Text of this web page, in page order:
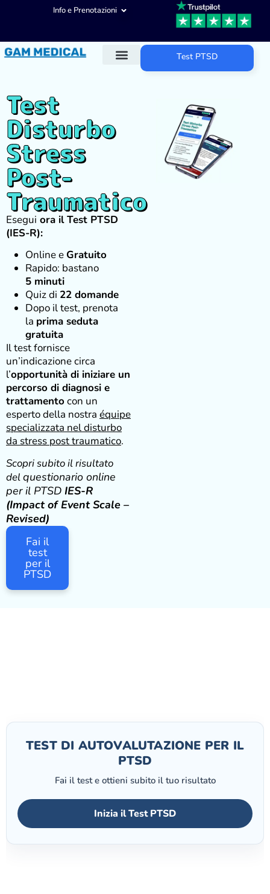
Info e Prenotazioni
Test PTSD
Test
Disturbo
Stress
Post-
Traumatico
Esegui ora il Test PTSD
(IES-R):
Online e Gratuito
Rapido: bastano
5 minuti
Quiz di 22 domande
Dopo il test, prenota
la prima seduta
gratuita
Il test fornisce
un’indicazione circa
l’opportunità di iniziare un
percorso di diagnosi e
trattamentocon un
esperto della nostra équipe
specializzata nel disturbo
da stress post traumatico.
Scopri subito il risultato
delquestionario online
per il PTSD IES-R
(Impact of Event Scale –
Revised)
Fai il
test
per il
PTSD
TEST DI AUTOVALUTAZIONE PER IL
PTSD
Fai il test e ottieni subito il tuo risultato
Inizia il Test PTSD